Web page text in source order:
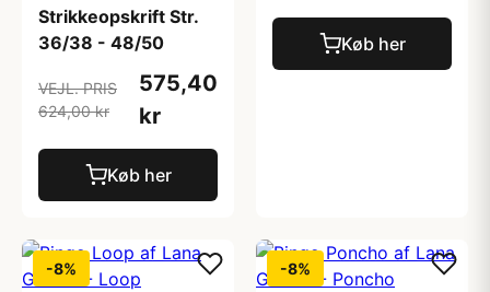
Strikkeopskrift Str.
36/38 - 48/50
VEJL. PRIS
624,00 kr
575,40
kr
Køb her
Køb her
-8% -8%